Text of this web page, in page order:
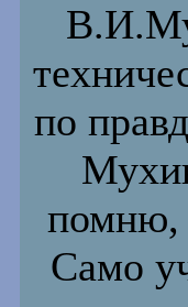
по
помню,
Само